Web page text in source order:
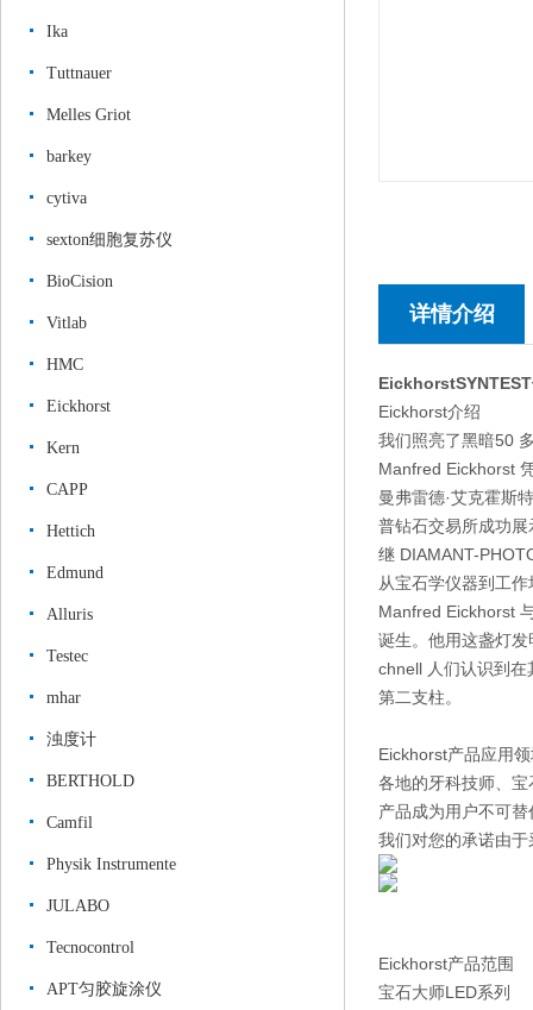
Ika
Tuttnauer
Melles Griot
barkey
cytiva
sexton细胞复苏仪
BioCision
Vitlab
HMC
Eickhorst
Kern
CAPP
Hettich
Edmund
Alluris
Testec
mhar
浊度计
BERTHOLD
Camfil
Physik Instrumente
JULABO
Tecnocontrol
APT匀胶旋涂仪
详情介绍
Eickhorst介绍
我们照亮了黑暗50
Manfred Eickhorst
曼弗雷德·艾克霍斯
普钻石交易所成功
继 DIAMANT-
从宝石学仪器到工作
Manfred Eickhorst
诞生。他用这盏灯
chnell 人们认识到在
第二支柱。
Eickhorst产品应用
各地的牙科技师、
产品成为用户不可
我们对您的承诺由
Eickhorst产品范围
宝石大师LED系列